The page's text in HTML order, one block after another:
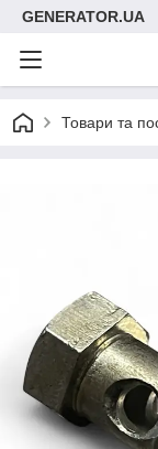
GENERATOR.UA
Товари та